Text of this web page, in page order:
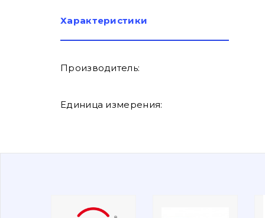
Характеристики
Производитель:
Единица измерения: